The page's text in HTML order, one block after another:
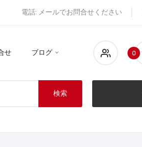
電話: メールでお問合せください
せ ブログ 0
検索